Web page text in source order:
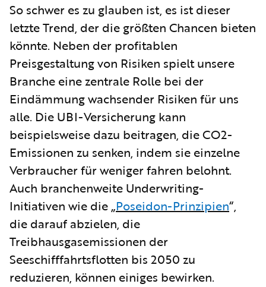
So schwer es zu glauben ist, es ist dieser
letzte Trend, der die größten Chancen bieten
könnte. Neben der profitablen
Preisgestaltung von Risiken spielt unsere
Branche eine zentrale Rolle bei der
Eindämmung wachsender Risiken für uns
alle. Die UBI-Versicherung kann
beispielsweise dazu beitragen, die CO2-
Emissionen zu senken, indem sie einzelne
Verbraucher für weniger fahren belohnt.
Auch branchenweite Underwriting-
Initiativen wie die „Poseidon-Prinzipien“,
die darauf abzielen, die
Treibhausgasemissionen der
Seeschifffahrtsflotten bis 2050 zu
reduzieren, können einiges bewirken.